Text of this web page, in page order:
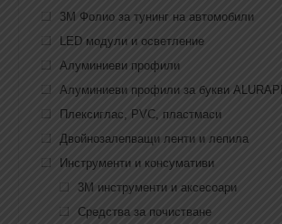
3M Фолио за тунинг на автомобили
LED модули и осветление
Алуминиеви профили
Алуминиеви профили за букви
Плексиглас, PVC, пластмаси
Двойнозалепващи ленти и лепила
Инструменти и консумативи
3M инструменти и аксесоари
Средства за почистване